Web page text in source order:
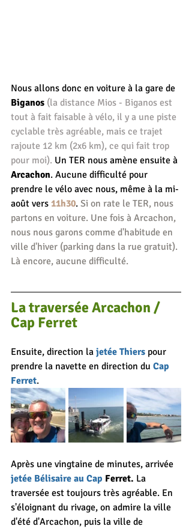
Nous allons donc en voiture à la gare de
Biganos (la distance Mios - Biganos est
tout à fait faisable à vélo, il y a une piste
cyclable très agréable, mais ce trajet
rajoute 12 km (2x6 km), ce qui fait trop
pour moi). Un TER nous amène ensuite à
Arcachon. Aucune difficulté pour
prendre le vélo avec nous, même à la mi-
août vers 11h30. Si on rate le TER, nous
partons en voiture. Une fois à Arcachon,
nous nous garons comme d'habitude en
ville d'hiver (parking dans la rue gratuit).
Là encore, aucune difficulté.
La traversée Arcachon /
Cap Ferret
Ensuite, direction la jetée Thiers pour
prendre la navette en direction du Cap
Ferret.
Après une vingtaine de minutes, arrivée
jetée Bélisaire au Cap Ferret. La
traversée est toujours très agréable. En
s'éloignant du rivage, on admire la ville
d'été d'Arcachon, puis la ville de